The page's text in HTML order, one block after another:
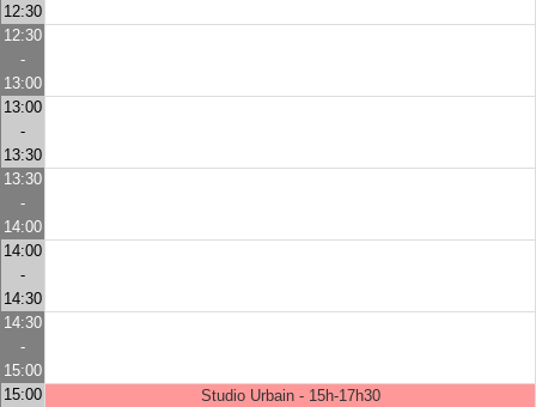
12:30
12:30
-
13:00
13:00
-
13:30
13:30
-
14:00
14:00
-
14:30
14:30
-
15:00
15:00
Studio Urbain - 15h-17h30